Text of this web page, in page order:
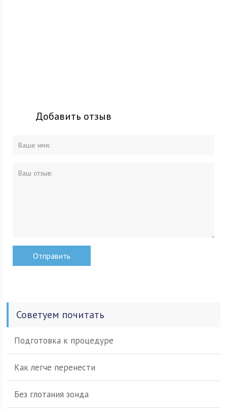
Добавить отзыв
Советуем почитать
Подготовка к процедуре
Как легче перенести
Без глотания зонда